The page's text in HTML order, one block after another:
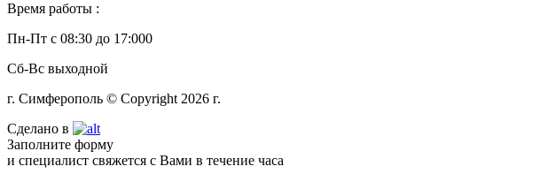
Время работы :
Пн-Пт с 08:30 до 17:000
Сб-Вс выходной
г. Симферополь © Copyright 2026 г.
Сделано в
Заполните форму
и специалист свяжется с Вами в течение часа